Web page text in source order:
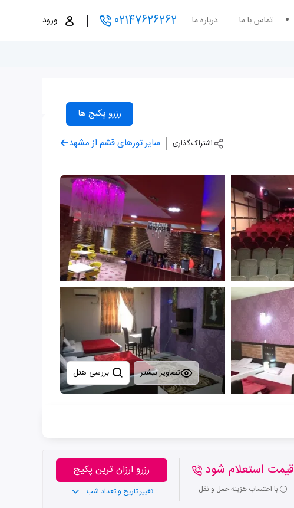
تماس با ما درباره ما 02147626262 ورود
رزرو پکیج ها
اشتراک گذاری سایر تورهای قشم از مشهد
تصاویر بیشتر
قیمت استعلام شود
با احتساب هزینه حمل و نقل
رزرو ارزان ترین پکیج
تغییر تاریخ و تعداد شب